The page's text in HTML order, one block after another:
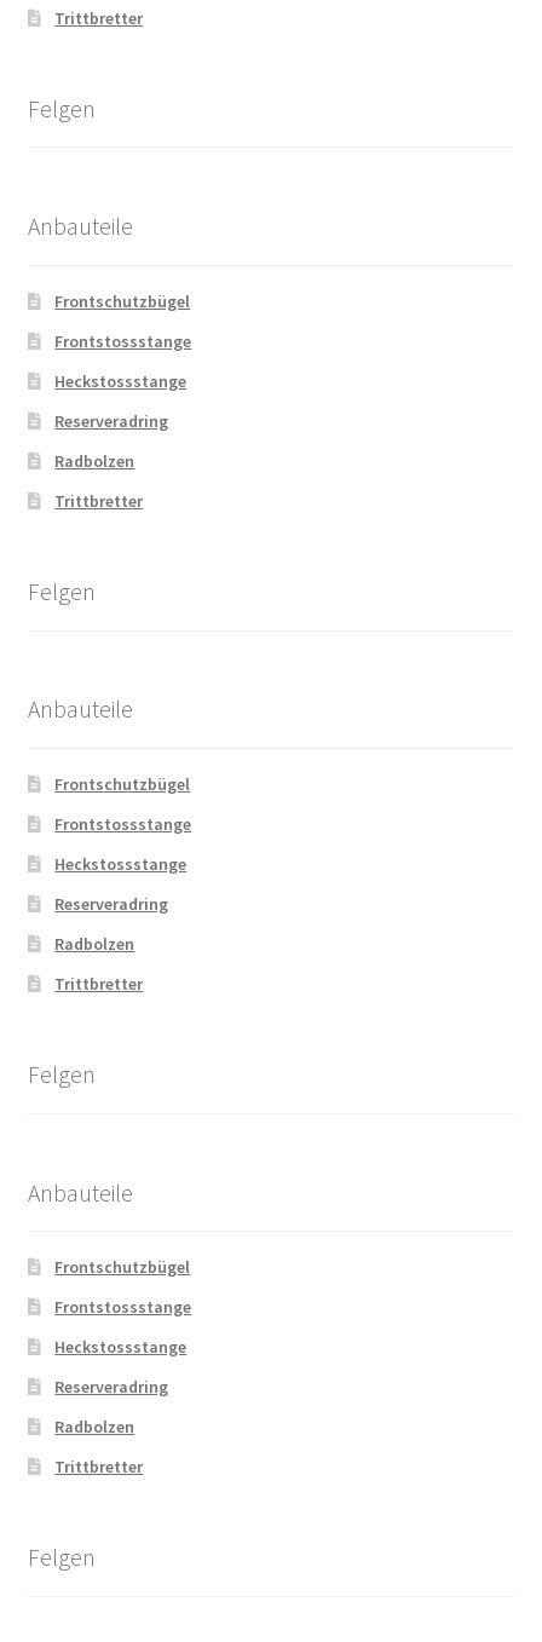
Trittbretter
Felgen
Anbauteile
Frontschutzbügel
Frontstossstange
Heckstossstange
Reserveradring
Radbolzen
Trittbretter
Felgen
Anbauteile
Frontschutzbügel
Frontstossstange
Heckstossstange
Reserveradring
Radbolzen
Trittbretter
Felgen
Anbauteile
Frontschutzbügel
Frontstossstange
Heckstossstange
Reserveradring
Radbolzen
Trittbretter
Felgen